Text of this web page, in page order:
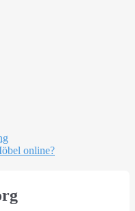
online?